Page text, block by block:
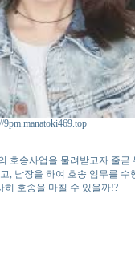
9pm.manatoki469.top
호송사업을 물려받고자 줄
, 남장을 하여 호송 임무를
히 호송을 마칠 수 있을까!?